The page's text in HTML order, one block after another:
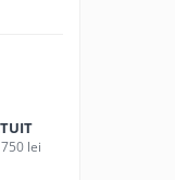
lei